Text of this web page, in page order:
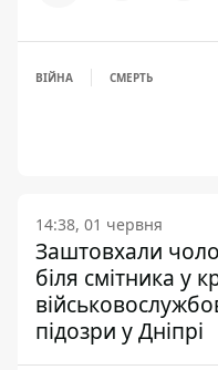
ВІЙНА СМЕРТЬ
14:38, 01 червня
Заштовхали
біля смітника у
підозри у Дніпрі